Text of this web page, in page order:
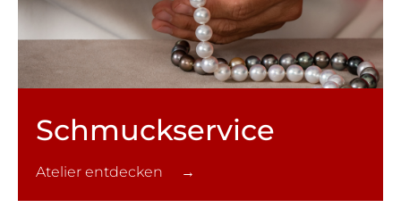
Schmuck­service
Atelier entdecken →